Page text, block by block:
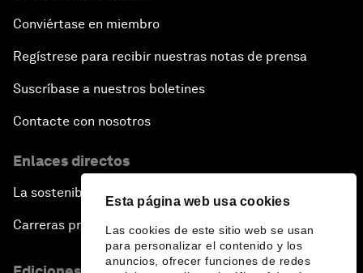
Esta página web usa cookies
Las cookies de este sitio web se usan
para personalizar el contenido y los
anuncios, ofrecer funciones de redes
Conviértase en miembro
Regístrese para recibir nuestras notas de prensa
Suscríbase a nuestros boletines
Contacte con nosotros
Enlaces directos
La sostenibilidad en el Foro
Carreras profesionales